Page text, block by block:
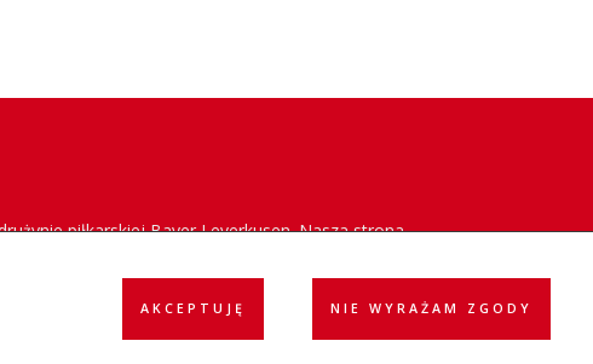
AKCEPTUJĘ NIE WYRAŻAM ZGODY
piłkarskiej Bayer Leverkusen. Nasza strona